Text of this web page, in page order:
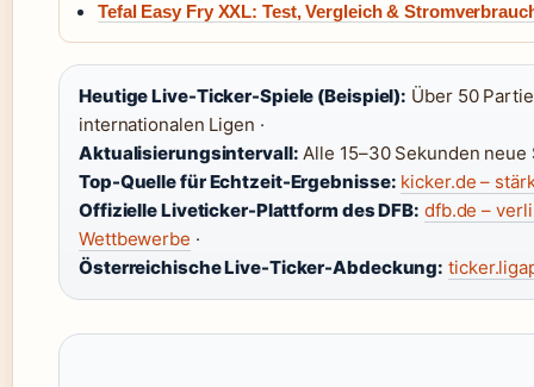
Tefal Easy Fry XXL: Test, Vergleich &
Heutige Live-Ticker-Spiele (Beispiel): Über 50
internationalen Ligen ·
Aktualisierungsintervall: Alle 15–30 Sekunden
Top-Quelle für Echtzeit-Ergebnisse: kicker.de –
Offizielle Liveticker-Plattform des DFB: dfb.de –
Wettbewerbe ·
Österreichische Live-Ticker-Abdeckung: